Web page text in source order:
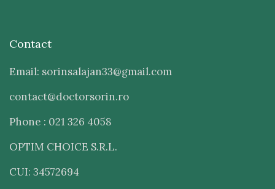
Contact
Email: sorinsalajan33@gmail.com
contact@doctorsorin.ro
Phone : 021 326 4058
OPTIM CHOICE S.R.L.
CUI: 34572694